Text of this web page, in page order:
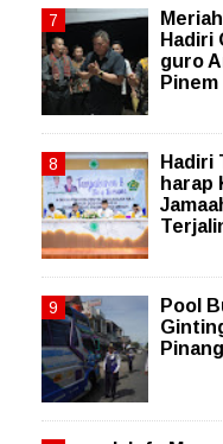
Hadiri
guro
Pinem
Hadiri
harap
Pool